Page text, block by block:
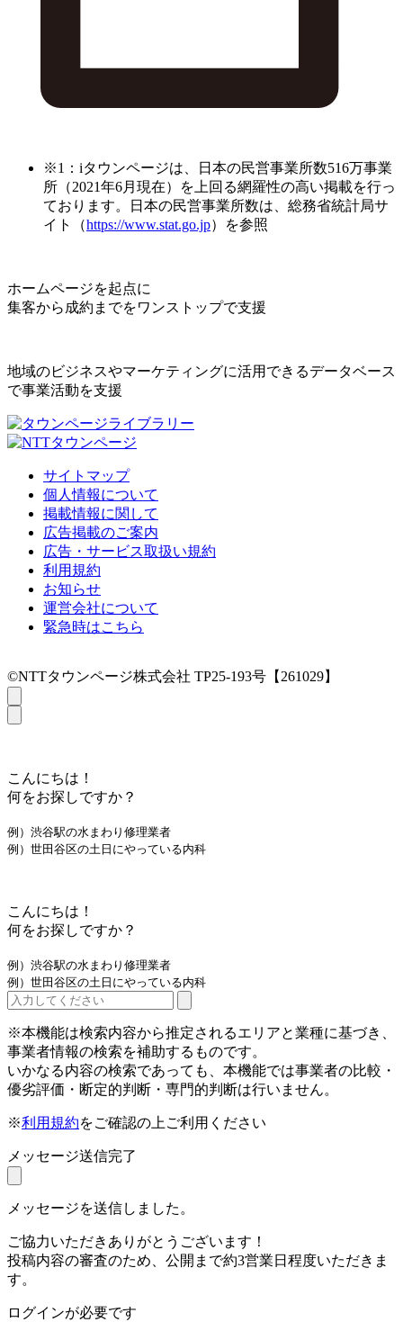
※1：iタウンページは、日本の民営事業所数516万事業
所（2021年6月現在）を上回る網羅性の高い掲載を行っ
ております。日本の民営事業所数は、総務省統計局サ
イト（https://www.stat.go.jp）を参照
ホームページを起点に
集客から成約までをワンストップで支援
地域のビジネスやマーケティングに活用できるデータベース
で事業活動を支援
サイトマップ
個人情報について
掲載情報に関して
広告掲載のご案内
広告・サービス取扱い規約
利用規約
お知らせ
運営会社について
緊急時はこちら
©NTTタウンページ株式会社 TP25-193号【261029】
こんにちは！
何をお探しですか？
例）渋谷駅の水まわり修理業者
例）世田谷区の土日にやっている内科
こんにちは！
何をお探しですか？
例）渋谷駅の水まわり修理業者
例）世田谷区の土日にやっている内科
※本機能は検索内容から推定されるエリアと業種に基づき、
事業者情報の検索を補助するものです。
いかなる内容の検索であっても、本機能では事業者の比較・
優劣評価・断定的判断・専門的判断は行いません。
※利用規約をご確認の上ご利用ください
メッセージ送信完了
メッセージを送信しました。
ご協力いただきありがとうございます！
投稿内容の審査のため、公開まで約3営業日程度いただきま
す。
ログインが必要です